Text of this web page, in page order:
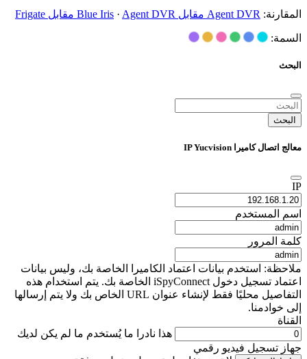
المقارنة: Agent DVR مقابل Blue Iris · Agent DVR مقابل Frigate
السمة:
البحث
البحث
معالج اتصال كاميرا IP Yucvision
IP
اسم المستخدم
كلمة المرور
ملاحظة: استخدم بيانات اعتماد الكاميرا الخاصة بك، وليس بيانات
اعتماد تسجيل دخول iSpyConnect الخاصة بك. يتم استخدام هذه
التفاصيل محليًا فقط لإنشاء عنوان URL الخاص بك ولا يتم إرسالها
إلى خوادمنا.
القناة
هذا نادرا ما يُستخدم ما لم يكن لديك
جهاز تسجيل فيديو رقمي